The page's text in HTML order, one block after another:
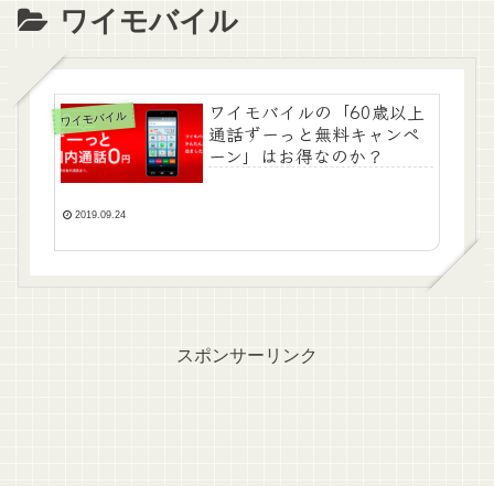
ワイモバイル
ワイモバイル
ワイモバイルの「60歳以上
通話ずーっと無料キャンペ
ーン」はお得なのか？
2019.09.24
スポンサーリンク